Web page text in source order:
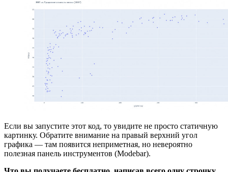
Если вы запустите этот код, то увидите не просто статичную
картинку. Обратите внимание на правый верхний угол
графика — там появится неприметная, но невероятно
полезная панель инструментов (Modebar).